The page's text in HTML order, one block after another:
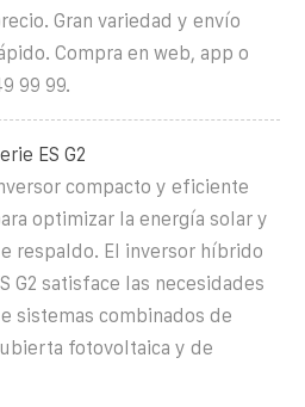
Gran variedad y envío
Compra en web, app o
99 99.
ES G2
compacto y eficiente
optimizar la energía solar y
respaldo. El inversor híbrido
G2 satisface las necesidades
sistemas combinados de
fotovoltaica y de